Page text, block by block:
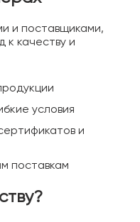
и поставщиками,
качеству и
условия
и
поставкам